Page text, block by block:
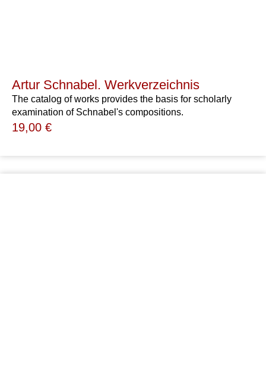
Artur Schnabel. Werkverzeichnis
The catalog of works provides the basis for scholarly
examination of Schnabel's compositions.
19,00 €